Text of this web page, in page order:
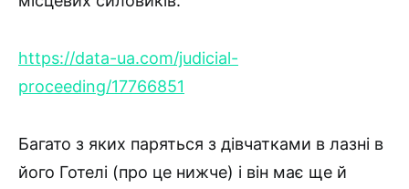
https://data-ua.com/judicial-
proceeding/17766851
Багато з яких паряться з дівчатками в лазні в
його Готелі (про це нижче) і він має ще й